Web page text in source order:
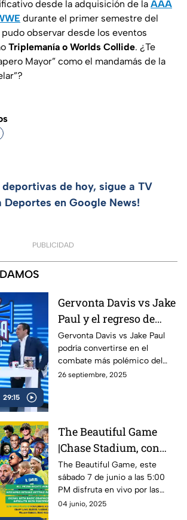
desde la adquisición de la AAA
durante el primer semestre del
observar desde los eventos
Triplemanía o Worlds Collide. ¿Te
Mayor” como el mandamás de la
deportivas de hoy, sigue a TV
Deportes en Google News!
PUBLICIDAD
29:15
Gervonta Davis vs Jake
Paul y el regreso de
Ryan García | A Raspar
La Lona
Gervonta Davis vs Jake Paul
podría convertirse en el
combate más polémico del
año, mientras Ryan García
26 septiembre, 2025
The Beautiful Game
|Chase Stadium, con
Ronaldinho y Roberto
Carlos | 7 de junio a las
5:00 PM
The Beautiful Game, este
sábado 7 de junio a las 5:00
PM disfruta en vivo por las
plataformas de Azteca
04 junio, 2025